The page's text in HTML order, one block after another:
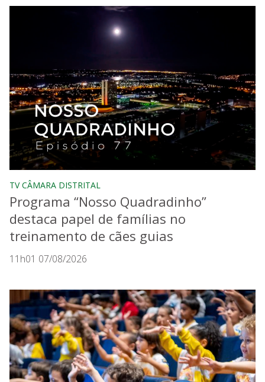
TV CÂMARA DISTRITAL
Programa “Nosso Quadradinho”
destaca papel de famílias no
treinamento de cães guias
11h01 07/08/2026